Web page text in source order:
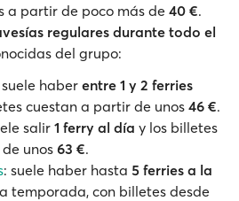
a partir de poco más de 40 €.
regulares durante todo el
del grupo:
suele haber entre 1 y 2 ferries
cuestan a partir de unos 46 €.
salir1 ferry al día y los billetes
unos 63 €.
: suele haber hasta 5 ferries a la
temporada, con billetes desde